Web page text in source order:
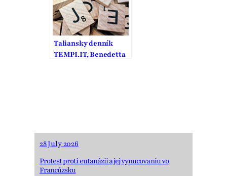
Taliansky denník
TEMPI.IT, Benedetta
28 July 2026
Protest proti eutanázii a jej vynucovaniu vo
Francúzsku